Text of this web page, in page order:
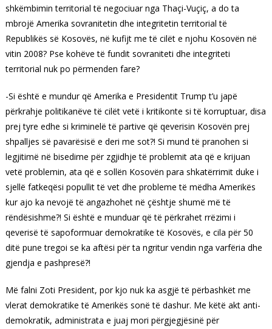
shkëmbimin territorial të negociuar nga Thaçi-Vuçiç, a do ta
mbrojë Amerika sovranitetin dhe integritetin territorial të
Republikës së Kosovës, në kufijt me të cilët e njohu Kosovën në
vitin 2008? Pse kohëve të fundit sovraniteti dhe integriteti
territorial nuk po përmenden fare?
-Si është e mundur që Amerika e Presidentit Trump t’u japë
përkrahje politikanëve të cilët vetë i kritikonte si të korruptuar, disa
prej tyre edhe si kriminelë të partive që qeverisin Kosovën prej
shpalljes së pavarësisë e deri me sot?! Si mund të pranohen si
legjitimë në bisedime për zgjidhje të problemit ata që e krijuan
vetë problemin, ata që e sollën Kosovën para shkatërrimit duke i
sjellë fatkeqësi popullit të vet dhe probleme të mëdha Amerikës
kur ajo ka nevojë të angazhohet në çështje shumë më të
rëndësishme?! Si është e munduar që të përkrahet rrëzimi i
qeverisë të sapoformuar demokratike të Kosovës, e cila për 50
ditë pune tregoi se ka aftësi për ta ngritur vendin nga varfëria dhe
gjendja e pashpresë?!
Më falni Zoti President, por kjo nuk ka asgjë të përbashkët me
vlerat demokratike të Amerikës sonë të dashur. Me këtë akt anti-
demokratik, administrata e juaj mori përgjegjësinë për